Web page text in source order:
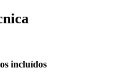
incluídos